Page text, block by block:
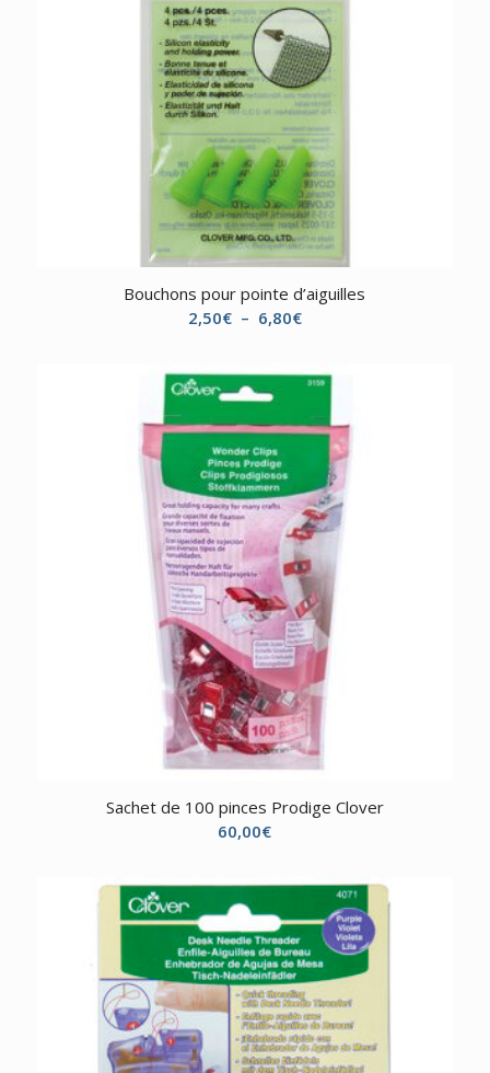
Bouchons pour pointe d’aiguilles
2,50€ – 6,80€Plage
prix :
à
6,80€
Sachet de 100 pinces Prodige Clover
60,00€